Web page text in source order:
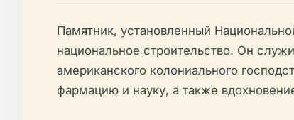
Памятник, установленный
национальное строительство. Он
американского колониального
фармацию и науку, а также